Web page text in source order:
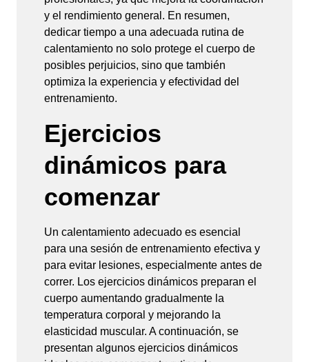
y el rendimiento general. En resumen,
dedicar tiempo a una adecuada rutina de
calentamiento no solo protege el cuerpo de
posibles perjuicios, sino que también
optimiza la experiencia y efectividad del
entrenamiento.
Ejercicios
dinámicos para
comenzar
Un calentamiento adecuado es esencial
para una sesión de entrenamiento efectiva y
para evitar lesiones, especialmente antes de
correr. Los ejercicios dinámicos preparan el
cuerpo aumentando gradualmente la
temperatura corporal y mejorando la
elasticidad muscular. A continuación, se
presentan algunos ejercicios dinámicos